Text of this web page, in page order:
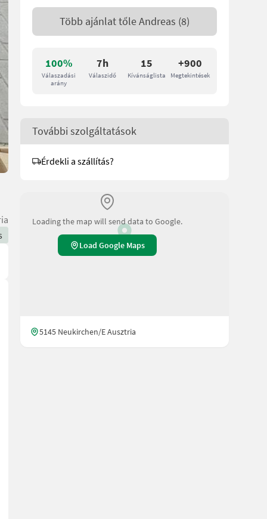
100%
Válaszadási
arány
7h
Válaszidő
15
Kívánságlista
+900
Megtekintések
Több ajánlat tőleAndreas (8)
További szolgáltatások
Érdekli a szállítás?
Loading the map will send data to Google.
Load Google Maps
5145 Neukirchen/E Ausztria